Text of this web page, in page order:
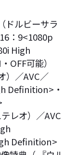
ドルビーサラ
：9<1080p
High
OFF可能）
）／AVC／
Definition>・
レオ）／AVC
Definition>